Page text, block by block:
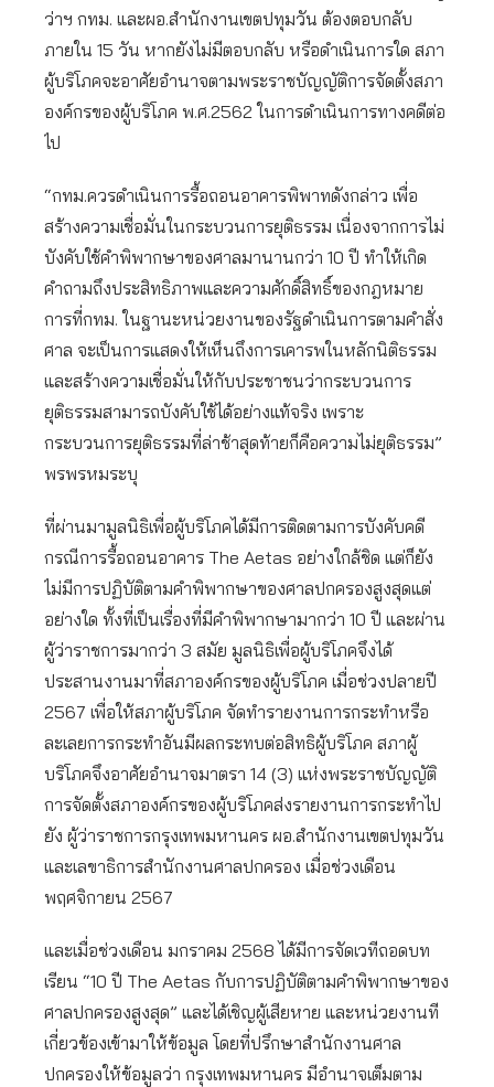
ว่าฯ กทม. และผอ.สำนักงานเขตปทุมวัน ต้องตอบกลับ
ภายใน 15 วัน หากยังไม่มีตอบกลับ หรือดำเนินการใด สภา
ผู้บริโภคจะอาศัยอำนาจตามพระราชบัญญัติการจัดตั้งสภา
องค์กรของผู้บริโภค พ.ศ.2562 ในการดำเนินการทางคดีต่อ
ไป
“กทม.ควรดำเนินการรื้อถอนอาคารพิพาทดังกล่าว เพื่อ
สร้างความเชื่อมั่นในกระบวนการยุติธรรม เนื่องจากการไม่
บังคับใช้คำพิพากษาของศาลมานานกว่า 10 ปี ทำให้เกิด
คำถามถึงประสิทธิภาพและความศักดิ์สิทธิ์ของกฎหมาย
การที่กทม. ในฐานะหน่วยงานของรัฐดำเนินการตามคำสั่ง
ศาล จะเป็นการแสดงให้เห็นถึงการเคารพในหลักนิติธรรม
และสร้างความเชื่อมั่นให้กับประชาชนว่ากระบวนการ
ยุติธรรมสามารถบังคับใช้ได้อย่างแท้จริง เพราะ
กระบวนการยุติธรรมที่ล่าช้าสุดท้ายก็คือความไม่ยุติธรรม”
พรพรหมระบุ
ที่ผ่านมามูลนิธิเพื่อผู้บริโภคได้มีการติดตามการบังคับคดี
กรณีการรื้อถอนอาคาร The Aetas อย่างใกล้ชิด แต่ก็ยัง
ไม่มีการปฏิบัติตามคำพิพากษาของศาลปกครองสูงสุดแต่
อย่างใด ทั้งที่เป็นเรื่องที่มีคำพิพากษามากว่า 10 ปี และผ่าน
ผู้ว่าราชการมากว่า 3 สมัย มูลนิธิเพื่อผู้บริโภคจึงได้
ประสานงานมาที่สภาองค์กรของผู้บริโภค เมื่อช่วงปลายปี
2567 เพื่อให้สภาผู้บริโภค จัดทำรายงานการกระทำหรือ
ละเลยการกระทำอันมีผลกระทบต่อสิทธิผู้บริโภค สภาผู้
บริโภคจึงอาศัยอำนาจมาตรา 14 (3) แห่งพระราชบัญญัติ
การจัดตั้งสภาองค์กรของผู้บริโภคส่งรายงานการกระทำไป
ยัง ผู้ว่าราชการกรุงเทพมหานคร ผอ.สำนักงานเขตปทุมวัน
และเลขาธิการสำนักงานศาลปกครอง เมื่อช่วงเดือน
พฤศจิกายน 2567
และเมื่อช่วงเดือน มกราคม 2568 ได้มีการจัดเวทีถอดบท
เรียน “10 ปี The Aetas กับการปฏิบัติตามคำพิพากษาของ
ศาลปกครองสูงสุด” และได้เชิญผู้เสียหาย และหน่วยงานที
เกี่ยวข้องเข้ามาให้ข้อมูล โดยที่ปรึกษาสำนักงานศาล
ปกครองให้ข้อมูลว่า กรุงเทพมหานคร มีอำนาจเต็มตาม